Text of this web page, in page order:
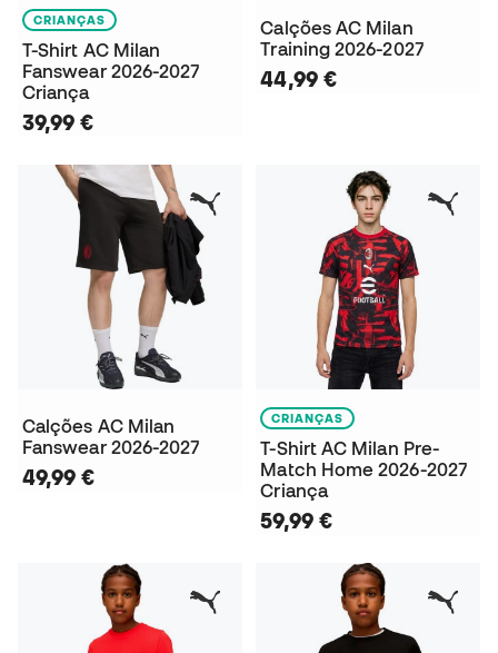
CRIANÇAS
T-Shirt AC Milan
Fanswear 2026-2027
Criança
39,99 €
Calções AC Milan
Training 2026-2027
44,99 €
Calções AC Milan
Fanswear 2026-2027
49,99 €
CRIANÇAS
T-Shirt AC Milan Pre-
Match Home 2026-2027
Criança
59,99 €